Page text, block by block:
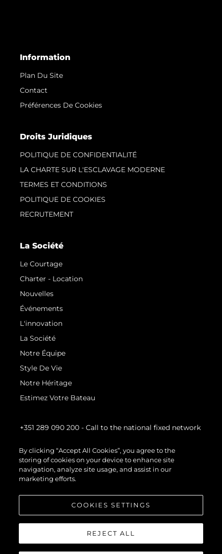
Information
Plan Du Site
Contact
Préférences De Cookies
Droits Juridiques
POLITIQUE DE CONFIDENTIALITÉ
LA CHARTE SUR L'ESCLAVAGE MODERNE
TERMES ET CONDITIONS
POLITIQUE DE COOKIES
RECRUTEMENT
La Société
Le Courtage
Charter - Location
Nouvelles
Événements
L'innovation
La Société
Notre Équipe
Style De Vie
Notre Héritage
Estimez Votre Bateau
+351 289 090 200 - Call to the national fixed network
By clicking “Accept All Cookies”, you agree to the
storing of cookies on your device to enhance site
navigation, analyze site usage, and assist in our
marketing efforts.
COOKIES SETTINGS
REJECT ALL